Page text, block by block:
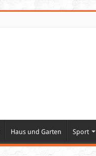
Haus und Garten Sport